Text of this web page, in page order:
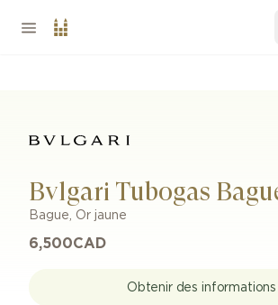
Bvlgari Tubogas
Bague, Or jaune
6,500CAD
Obtenir des informations